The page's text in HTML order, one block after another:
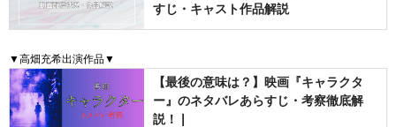
すじ・キャスト作品解説
▼高畑充希出演作品▼
【最後の意味は？】映画『キャラクタ
ー』のネタバレあらすじ・考察徹底解
説！❘